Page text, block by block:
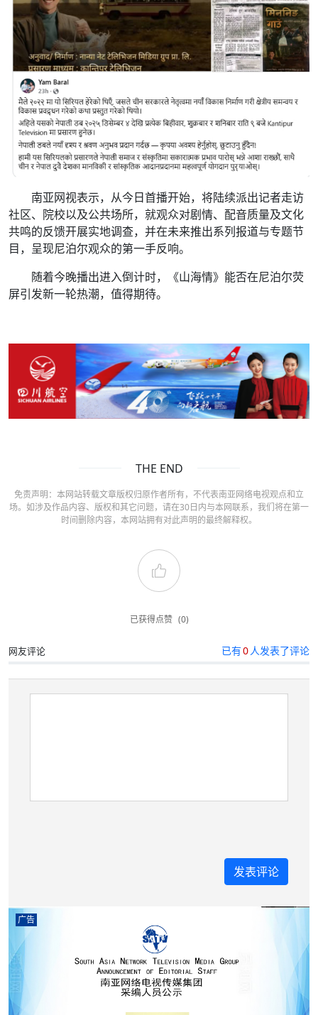
南亚网视表示，从今日首播开始，将陆续派出记者走访
社区、院校以及公共场所，就观众对剧情、配音质量及文化
共鸣的反馈开展实地调查，并在未来推出系列报道与专题节
目，呈现尼泊尔观众的第一手反响。
随着今晚播出进入倒计时，《山海情》能否在尼泊尔荧
屏引发新一轮热潮，值得期待。
THE END
免责声明：本网站转载文章版权归原作者所有，不代表南亚网络电视观点和立
场。如涉及作品内容、版权和其它问题，请在30日内与本网联系，我们将在第一
时间删除内容，本网站拥有对此声明的最终解释权。
已获得点赞 (0)
网友评论 已有0 人发表了评论
广告